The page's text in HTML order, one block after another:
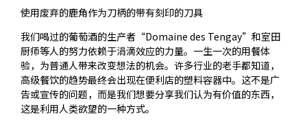
使用废弃的鹿角作为刀柄的带有刻印的刀具
我们喝过的葡萄酒的生产者“Domaine des Tengay”和室田
厨师等人的努力依赖于涓滴效应的力量。一生一次的用餐体
验，为普通人带来改变想法的机会。许多行业的老手都知道，
高级餐饮的趋势最终会出现在便利店的塑料容器中。这不是广
告或宣传的问题，而是我们想要分享我们认为有价值的东西，
这是利用人类欲望的一种方式。